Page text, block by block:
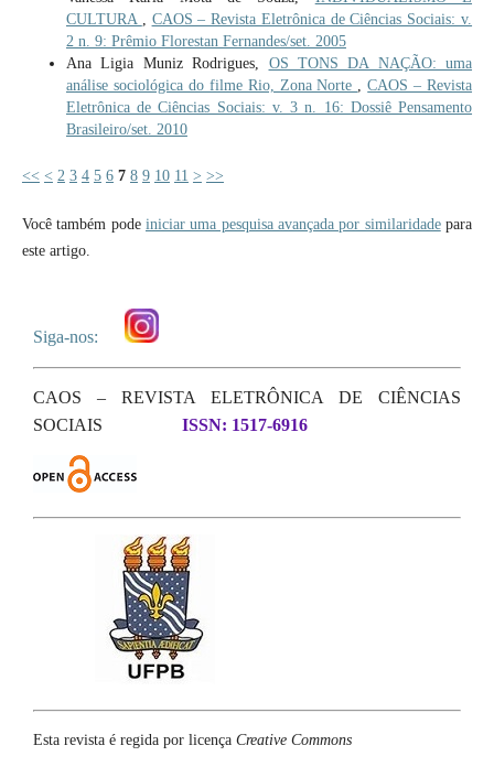
CULTURA
CAOS – Revista Eletrônica de Ciências Sociais: v.
2 n. 9: Prêmio Florestan Fernandes/set. 2005
Ana Ligia Muniz Rodrigues, OS TONS DA NAÇÃO: uma
análise sociológica do filme Rio, Zona Norte
,CAOS – Revista
Eletrônica de Ciências Sociais: v. 3 n. 16: Dossiê Pensamento
Brasileiro/set. 2010
<< < 2 3 4 5 6 7 8 9 10 11 > >>
Você também pode iniciar uma pesquisa avançada por similaridadepara
este artigo.
Siga-nos:
CAOS – REVISTA ELETRÔNICA DE CIÊNCIAS
SOCIAIS
ISSN: 1517-6916
Esta revista é regida por licença Creative Commons